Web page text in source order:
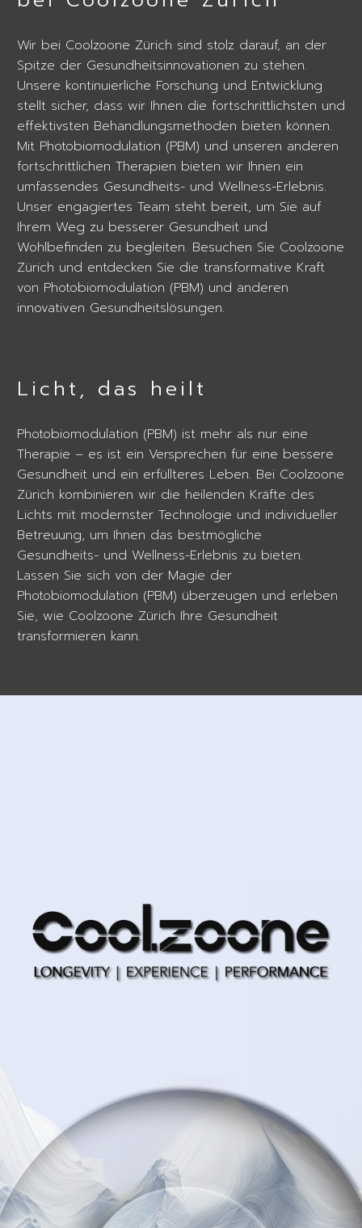
Wir bei Coolzoone Zürich sind stolz darauf, an der
Spitze der Gesundheitsinnovationen zu stehen.
Unsere kontinuierliche Forschung und Entwicklung
stellt sicher, dass wir Ihnen die fortschrittlichsten und
effektivsten Behandlungsmethoden bieten können.
Mit Photobiomodulation (PBM) und unseren anderen
fortschrittlichen Therapien bieten wir Ihnen ein
umfassendes Gesundheits- und Wellness-Erlebnis.
Unser engagiertes Team steht bereit, um Sie auf
Ihrem Weg zu besserer Gesundheit und
Wohlbefinden zu begleiten. Besuchen Sie Coolzoone
Zürich und entdecken Sie die transformative Kraft
von Photobiomodulation (PBM) und anderen
innovativen Gesundheitslösungen.
Licht, das heilt
Photobiomodulation (PBM) ist mehr als nur eine
Therapie – es ist ein Versprechen für eine bessere
Gesundheit und ein erfüllteres Leben. Bei Coolzoone
Zürich kombinieren wir die heilenden Kräfte des
Lichts mit modernster Technologie und individueller
Betreuung, um Ihnen das bestmögliche
Gesundheits- und Wellness-Erlebnis zu bieten.
Lassen Sie sich von der Magie der
Photobiomodulation (PBM) überzeugen und erleben
Sie, wie Coolzoone Zürich Ihre Gesundheit
transformieren kann.